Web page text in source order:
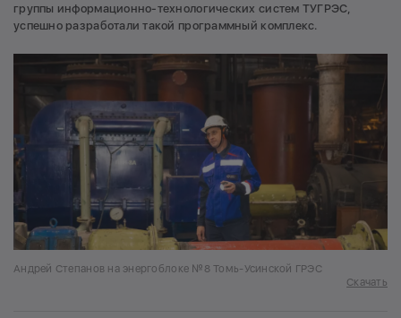
группы информационно-технологических систем ТУГРЭС,
успешно разработали такой программный комплекс.
Андрей Степанов на энергоблоке №8 Томь-Усинской ГРЭС
Скачать